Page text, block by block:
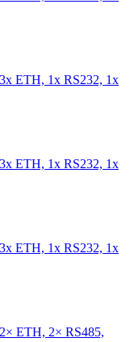
ETH, 1x RS232, 1x
ETH, 1x RS232, 1x
ETH, 1x RS232, 1x
ETH, 2× RS485,